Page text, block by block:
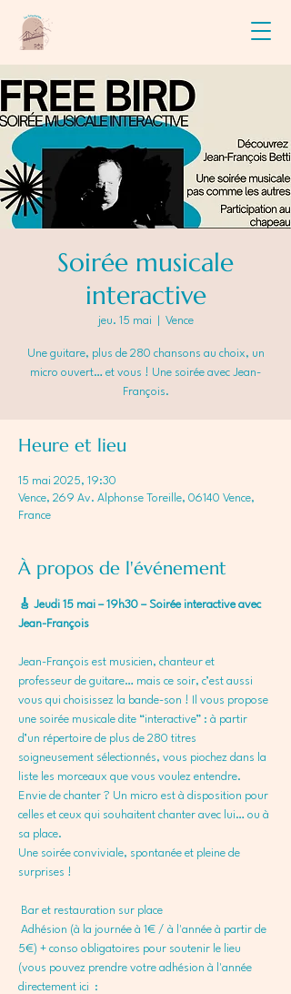
Soirée musicale
interactive
jeu. 15 mai Vence
Une guitare, plus de 280 chansons au choix, un
micro ouvert… et vous ! Une soirée avec Jean-
François.
Heure et lieu
15 mai 2025, 19:30
Vence, 269 Av. Alphonse Toreille, 06140 Vence,
France
À propos de l'événement
🎸 Jeudi 15 mai – 19h30 – Soirée interactive avec
Jean-François
Jean-François est musicien, chanteur et
professeur de guitare… mais ce soir, c’est aussi
vous qui choisissez la bande-son ! Il vous propose
une soirée musicale dite “interactive” : à partir
d’un répertoire de plus de 280 titres
soigneusement sélectionnés, vous piochez dans la
liste les morceaux que vous voulez entendre.
Envie de chanter ? Un micro est à disposition pour
celles et ceux qui souhaitent chanter avec lui… ou à
sa place.
Une soirée conviviale, spontanée et pleine de
surprises !
Bar et restauration sur place
Adhésion (à la journée à 1€ / à l'année à partir de
5€) + conso obligatoires pour soutenir le lieu
(vous pouvez prendre votre adhésion à l'année
directement ici  :